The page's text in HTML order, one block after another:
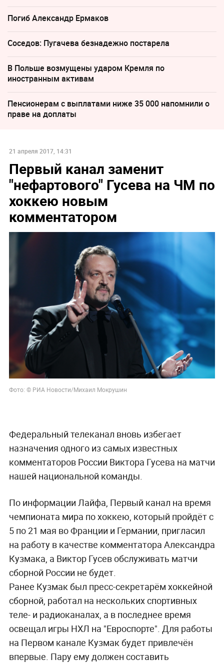
Погиб Александр Ермаков
Соседов: Пугачева безнадежно постарела
В Польше возмущены ударом Кремля по
иностранным активам
Пенсионерам с выплатами ниже 35 000 напомнили о
праве на доплаты
21 апреля 2017, 14:31
Первый канал заменит
"нефартового" Гусева на ЧМ по
хоккею новым
комментатором
Фото: © РИА Новости/Михаил Мокрушин
Федеральный телеканал вновь избегает
назначения одного из самых известных
комментаторов России Виктора Гусева на матчи
нашей национальной команды.
По информации Лайфа, Первый канал на время
чемпионата мира по хоккею, который пройдёт с
5 по 21 мая во Франции и Германии, пригласил
на работу в качестве комментатора Александра
Кузмака, а Виктор Гусев обслуживать матчи
сборной России не будет.
Ранее Кузмак был пресс-секретарём хоккейной
сборной, работал на нескольких спортивных
теле- и радиоканалах, а в последнее время
освещал игры НХЛ на "Евроспорте". Для работы
на Первом канале Кузмак будет привлечён
впервые. Пару ему должен составить